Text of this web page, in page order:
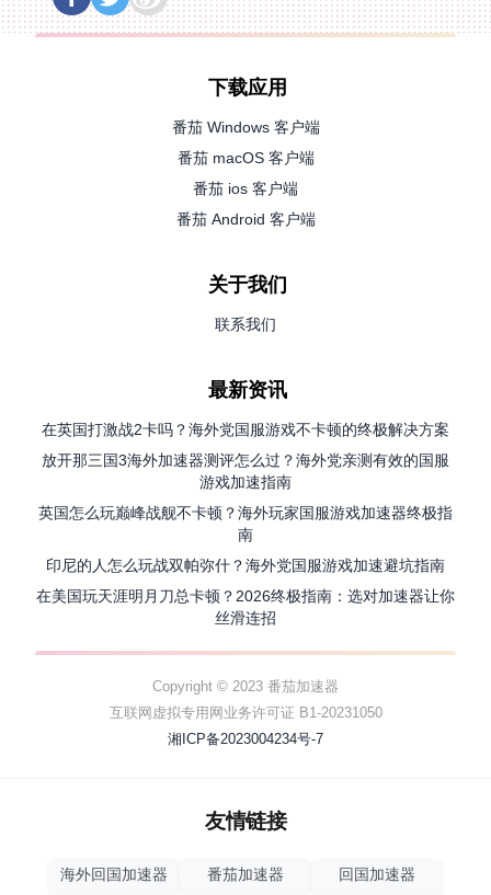
下载应用
番茄 Windows 客户端
番茄 macOS 客户端
番茄 ios 客户端
番茄 Android 客户端
关于我们
联系我们
最新资讯
在英国打激战2卡吗？海外党国服游戏不卡顿的终极解决方案
放开那三国3海外加速器测评怎么过？海外党亲测有效的国服
游戏加速指南
英国怎么玩巅峰战舰不卡顿？海外玩家国服游戏加速器终极指
南
印尼的人怎么玩战双帕弥什？海外党国服游戏加速避坑指南
在美国玩天涯明月刀总卡顿？2026终极指南：选对加速器让你
丝滑连招
Copyright © 2023 番茄加速器
互联网虚拟专用网业务许可证 B1-20231050
湘ICP备2023004234号-7
友情链接
海外回国加速器 番茄加速器 回国加速器